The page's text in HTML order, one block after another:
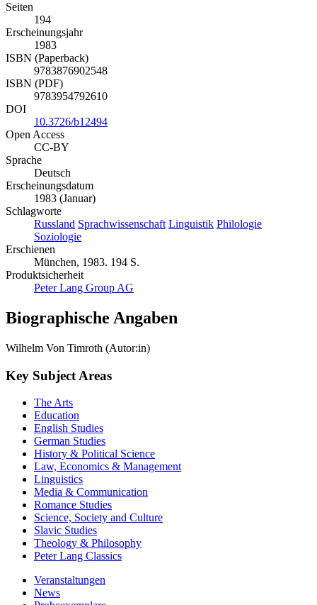
Seiten
194
Erscheinungsjahr
1983
ISBN (Paperback)
9783876902548
ISBN (PDF)
9783954792610
DOI
10.3726/b12494
Open Access
CC-BY
Sprache
Deutsch
Erscheinungsdatum
1983 (Januar)
Schlagworte
Russland Sprachwissenschaft Linguistik Philologie
Soziologie
Erschienen
München, 1983. 194 S.
Produktsicherheit
Peter Lang Group AG
Biographische Angaben
Wilhelm Von Timroth (Autor:in)
Key Subject Areas
The Arts
Education
English Studies
German Studies
History & Political Science
Law, Economics & Management
Linguistics
Media & Communication
Romance Studies
Science, Society and Culture
Slavic Studies
Theology & Philosophy
Peter Lang Classics
Veranstaltungen
News